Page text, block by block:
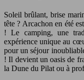
Soleil brûlant, brise
tête ? Arcachon en été
! Le camping, une
expérience unique au
pour un séjour
! Il devient un oasis de
la Dune du Pilat ou à